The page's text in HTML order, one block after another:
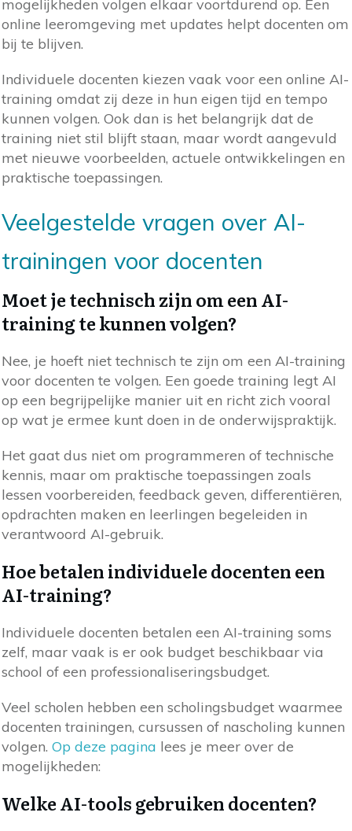
mogelijkheden volgen elkaar voortdurend op. Een
online leeromgeving met updates helpt docenten om
bij te blijven.
Individuele docenten kiezen vaak voor een online AI-
training omdat zij deze in hun eigen tijd en tempo
kunnen volgen. Ook dan is het belangrijk dat de
training niet stil blijft staan, maar wordt aangevuld
met nieuwe voorbeelden, actuele ontwikkelingen en
praktische toepassingen.
Veelgestelde vragen over AI-
trainingen voor docenten
Moet je technisch zijn om een AI-
training te kunnen volgen?
Nee, je hoeft niet technisch te zijn om een AI-training
voor docenten te volgen. Een goede training legt AI
op een begrijpelijke manier uit en richt zich vooral
op wat je ermee kunt doen in de onderwijspraktijk.
Het gaat dus niet om programmeren of technische
kennis, maar om praktische toepassingen zoals
lessen voorbereiden, feedback geven, differentiëren,
opdrachten maken en leerlingen begeleiden in
verantwoord AI-gebruik.
Hoe betalen individuele docenten een
AI-training?
Individuele docenten betalen een AI-training soms
zelf, maar vaak is er ook budget beschikbaar via
school of een professionaliseringsbudget.
Veel scholen hebben een scholingsbudget waarmee
docenten trainingen, cursussen of nascholing kunnen
volgen. Op deze pagina lees je meer over de
mogelijkheden:
Welke AI-tools gebruiken docenten?